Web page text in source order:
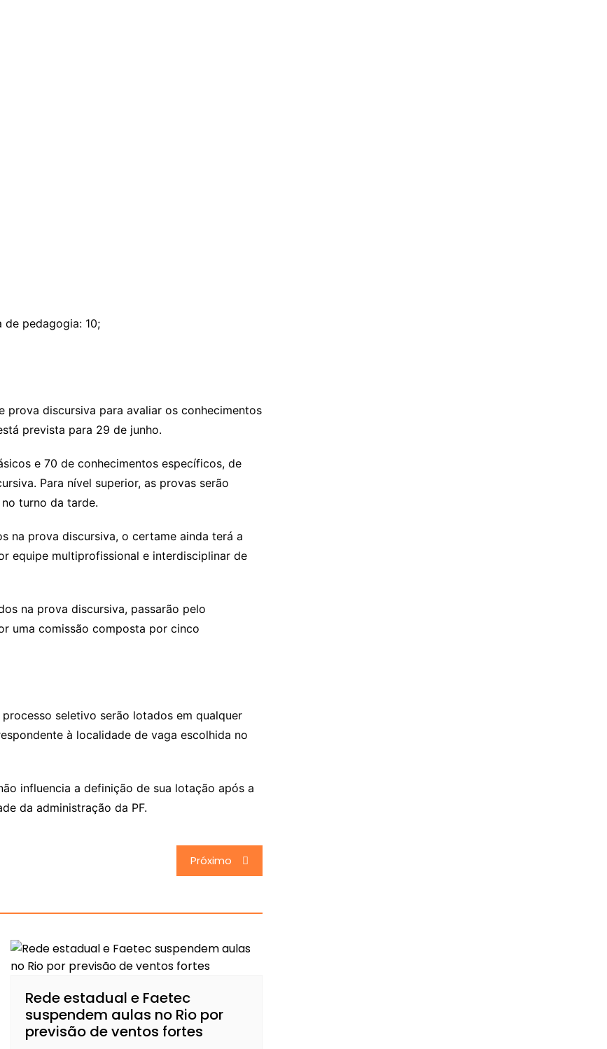
de pedagogia: 10;
discursiva para avaliar os conhecimentos
prevista para 29 de junho.
e 70 de conhecimentos específicos, de
Para nível superior, as provas serão
turno da tarde.
na prova discursiva, o certame ainda terá a
equipe multiprofissional e interdisciplinar de
na prova discursiva, passarão pelo
uma comissão composta por cinco
seletivo serão lotados em qualquer
à localidade de vaga escolhida no
influencia a definição de sua lotação após a
da administração da PF.
Próximo
Rede estadual e Faetec
suspendem aulas no Rio por
previsão de ventos fortes